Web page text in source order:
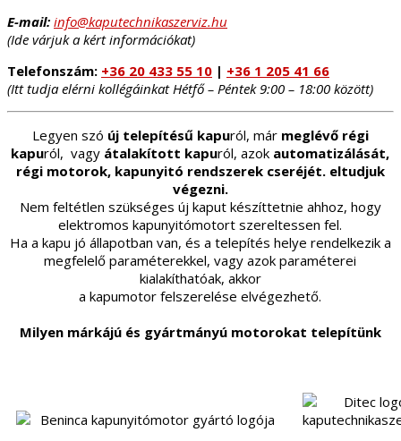
E-mail: info@kaputechnikaszerviz.hu
(Ide várjuk a kért információkat)
Telefonszám: +36 20 433 55 10 | +36 1 205 41 66
(Itt tudja elérni kollégáinkat Hétfő – Péntek 9:00 – 18:00 között)
Legyen szó új telepítésű kapuról, már meglévő régi
kapuról, vagy átalakított kapuról, azok automatizálását,
régi motorok, kapunyitó rendszerek cseréjét. eltudjuk
végezni.
Nem feltétlen szükséges új kaput készíttetnie ahhoz, hogy
elektromos kapunyitómotort szereltessen fel.
Ha a kapu jó állapotban van, és a telepítés helye rendelkezik a
megfelelő paraméterekkel, vagy azok paraméterei
kialakíthatóak, akkor
a kapumotor felszerelése elvégezhető.
Milyen márkájú és gyártmányú motorokat telepítünk